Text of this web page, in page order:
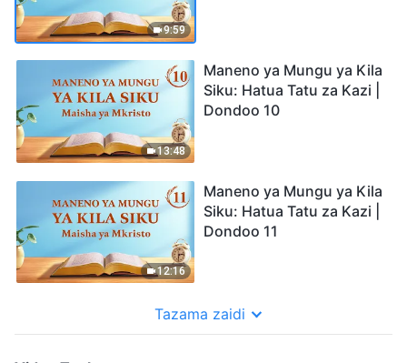
9:59
13:48
Maneno ya Mungu ya Kila
Siku: Hatua Tatu za Kazi |
Dondoo 10
12:16
Maneno ya Mungu ya Kila
Siku: Hatua Tatu za Kazi |
Dondoo 11
Tazama zaidi